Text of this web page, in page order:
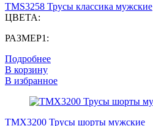
TMS3258 Трусы классика мужские
ЦВЕТА:
РАЗМЕР1:
Подробнее
В корзину
В избранное
TMX3200 Трусы шорты мужские